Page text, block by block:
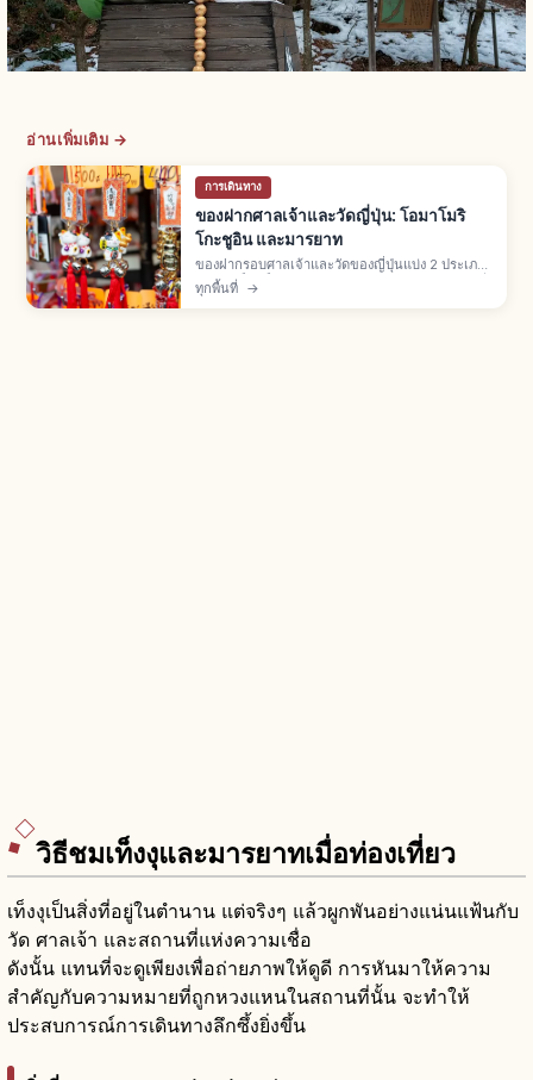
อ่านเพิ่มเติม →
การเดินทาง
ของฝากศาลเจ้าและวัดญี่ปุ่น: โอมาโมริ
โกะชูอิน และมารยาท
ของฝากรอบศาลเจ้าและวัดของญี่ปุ่นแบ่ง 2 ประเภท:
ของศักดิ์สิทธิ์ในเขตวัด (โอมาโมริ โกะชูอิน เอมะ) ที่
"ได้รับ" ผ่านฮัตสึโฮเรียว และของฝากที่ "ซื้อ" จาก
ทุกพื้นที่ →
วิธีชมเท็งงุและมารยาทเมื่อท่องเที่ยว
เท็งงุเป็นสิ่งที่อยู่ในตำนาน แต่จริงๆ แล้วผูกพันอย่างแน่นแฟ้นกับ
วัด ศาลเจ้า และสถานที่แห่งความเชื่อ
ดังนั้น แทนที่จะดูเพียงเพื่อถ่ายภาพให้ดูดี การหันมาให้ความ
สำคัญกับความหมายที่ถูกหวงแหนในสถานที่นั้น จะทำให้
ประสบการณ์การเดินทางลึกซึ้งยิ่งขึ้น